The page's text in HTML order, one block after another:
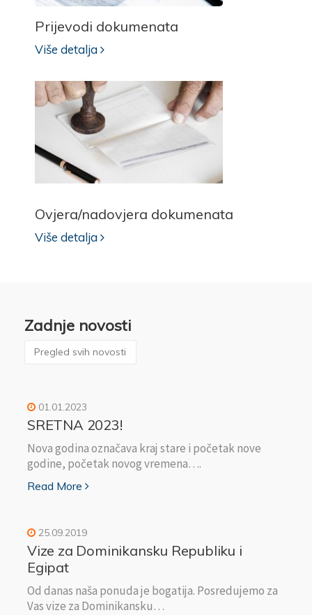
Prijevodi dokumenata
Više detalja
Ovjera/nadovjera dokumenata
Više detalja
Zadnje novosti
Pregled svih novosti
01.01.2023
SRETNA 2023!
Nova godina označava kraj stare i početak nove
godine, početak novog vremena….
Read More
25.09.2019
Vize za Dominikansku Republiku i
Egipat
Od danas naša ponuda je bogatija. Posredujemo za
Vas vize za Dominikansku…